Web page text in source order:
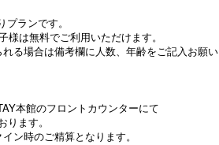
ランです。
様は無料でご利用いただけます。
る場合は備考欄に人数、年齢をご記入お願い
本館のフロントカウンターにて
ます。
ン時のご精算となります。